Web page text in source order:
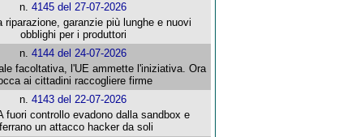
n.4145 del 27-07-2026
riparazione, garanzie più lunghe e nuovi
obblighi per i produttori
n.4144 del 24-07-2026
facoltativa, l'UE ammette l'iniziativa. Ora
ai cittadini raccogliere firme
n.4143 del 22-07-2026
fuori controllo evadono dalla sandbox e
un attacco hacker da soli